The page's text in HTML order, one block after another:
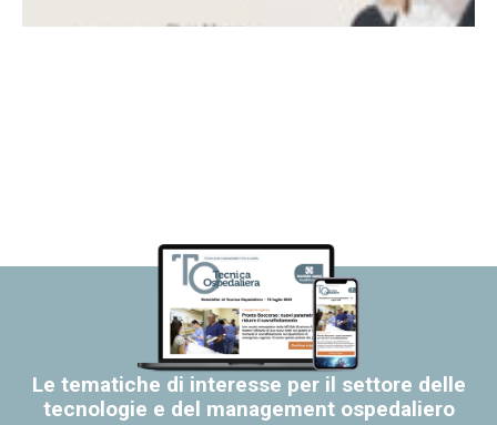
Le tematiche di interesse per il settore delle
tecnologie e del management ospedaliero